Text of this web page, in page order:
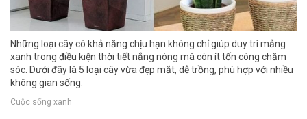
Những loại cây có khả năng chịu hạn không chỉ giúp duy trì mảng
xanh trong điều kiện thời tiết nắng nóng mà còn ít tốn công chăm
sóc. Dưới đây là 5 loại cây vừa đẹp mắt, dễ trồng, phù hợp với nhiều
không gian sống.
Cuộc sống xanh